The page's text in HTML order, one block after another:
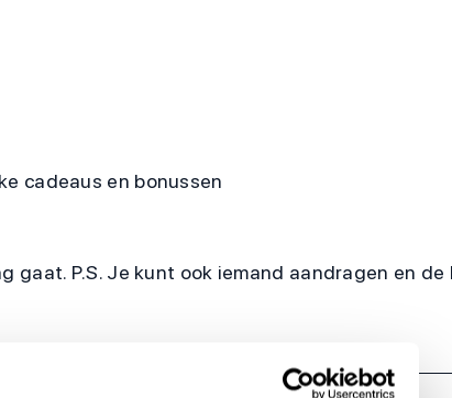
cadeaus en bonussen
P.S. Je kunt ook iemand aandragen en de